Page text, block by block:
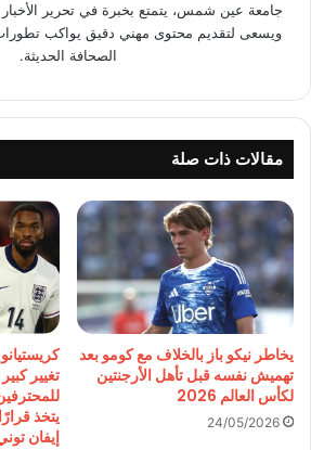
جامعة عين شمس، يتمتع بخبرة في تحرير الأخبار
ويسعى لتقديم محتوى مهني دقيق يواكب
الصحافة الحديثة.
مقالات ذات صلة
يخاطر نيكو باز بالخلاف مع كومو بعد
تهميش نفسه قبل تأهل الأرجنتين
لكأس العالم 2026
24/05/2026
تغيير
يتخذ
إيفان